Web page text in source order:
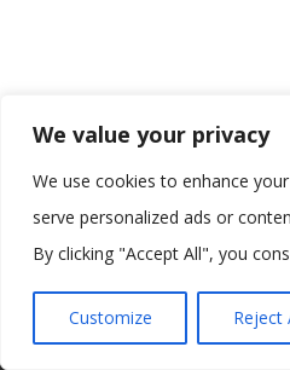
We value your privacy
We use cookies to enhance
serve personalized ads or
By clicking "Accept All", you
Customize Reject
Koristimo kolačiće kako bismo
našoj web stranici.
Informacije o kolačićima koje
Prihvaćam